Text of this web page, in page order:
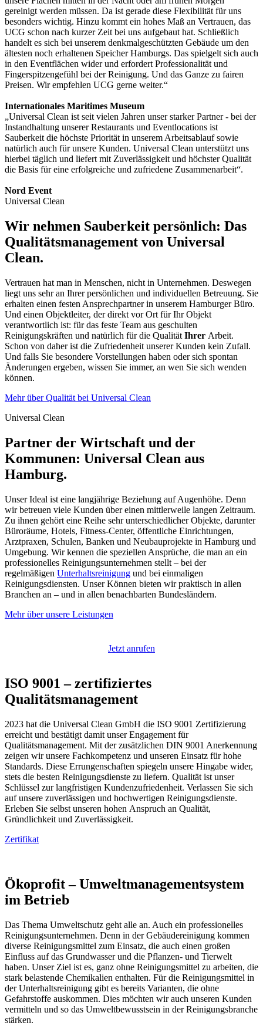
gereinigt werden müssen. Da ist gerade diese Flexibilität für uns
besonders wichtig. Hinzu kommt ein hohes Maß an Vertrauen, das
UCG schon nach kurzer Zeit bei uns aufgebaut hat. Schließlich
handelt es sich bei unserem denkmalgeschützten Gebäude um den
ältesten noch erhaltenen Speicher Hamburgs. Das spielgelt sich auch
in den Eventflächen wider und erfordert Professionalität und
Fingerspitzengefühl bei der Reinigung. Und das Ganze zu fairen
Preisen. Wir empfehlen UCG gerne weiter.“
Internationales Maritimes Museum
„Universal Clean ist seit vielen Jahren unser starker Partner - bei der
Instandhaltung unserer Restaurants und Eventlocations ist
Sauberkeit die höchste Priorität in unserem Arbeitsablauf sowie
natürlich auch für unsere Kunden. Universal Clean unterstützt uns
hierbei täglich und liefert mit Zuverlässigkeit und höchster Qualität
die Basis für eine erfolgreiche und zufriedene Zusammenarbeit“.
Nord Event
Universal Clean
Wir nehmen Sauberkeit persönlich: Das
Qualitätsmanagement von Universal
Clean.
Vertrauen hat man in Menschen, nicht in Unternehmen. Deswegen
liegt uns sehr an Ihrer persönlichen und individuellen Betreuung. Sie
erhalten einen festen Ansprechpartner in unserem Hamburger Büro.
Und einen Objektleiter, der direkt vor Ort für Ihr Objekt
verantwortlich ist: für das feste Team aus geschulten
Reinigungskräften und natürlich für die Qualität Ihrer Arbeit.
Schon von daher ist die Zufriedenheit unserer Kunden kein Zufall.
Und falls Sie besondere Vorstellungen haben oder sich spontan
Änderungen ergeben, wissen Sie immer, an wen Sie sich wenden
können.
Mehr über Qualität bei Universal Clean
Universal Clean
Partner der Wirtschaft und der
Kommunen: Universal Clean aus
Hamburg.
Unser Ideal ist eine langjährige Beziehung auf Augenhöhe. Denn
wir betreuen viele Kunden über einen mittlerweile langen Zeitraum.
Zu ihnen gehört eine Reihe sehr unterschiedlicher Objekte, darunter
Büroräume, Hotels, Fitness-Center, öffentliche Einrichtungen,
Arztpraxen, Schulen, Banken und Neubauprojekte in Hamburg und
Umgebung. Wir kennen die speziellen Ansprüche, die man an ein
professionelles Reinigungsunternehmen stellt – bei der
regelmäßigen Unterhaltsreinigung und bei einmaligen
Reinigungsdiensten. Unser Können bieten wir praktisch in allen
Branchen an – und in allen benachbarten Bundesländern.
Mehr über unsere Leistungen
Jetzt anrufen
ISO 9001 – zertifiziertes
Qualitätsmanagement​​
2023 hat die Universal Clean GmbH die ISO 9001 Zertifizierung
erreicht und bestätigt damit unser Engagement für
Qualitätsmanagement. Mit der zusätzlichen DIN 9001 Anerkennung
zeigen wir unsere Fachkompetenz und unseren Einsatz für hohe
Standards. Diese Errungenschaften spiegeln unsere Hingabe wider,
stets die besten Reinigungsdienste zu liefern. Qualität ist unser
Schlüssel zur langfristigen Kundenzufriedenheit. Verlassen Sie sich
auf unsere zuverlässigen und hochwertigen Reinigungsdienste.
Erleben Sie selbst unseren hohen Anspruch an Qualität,
Gründlichkeit und Zuverlässigkeit.
Zertifikat
Ökoprofit – Umweltmanagementsystem
im Betrieb
Das Thema Umweltschutz geht alle an. Auch ein professionelles
Reinigungsunternehmen. Denn in der Gebäudereinigung kommen
diverse Reinigungsmittel zum Einsatz, die auch einen großen
Einfluss auf das Grundwasser und die Pflanzen- und Tierwelt
haben. Unser Ziel ist es, ganz ohne Reinigungsmittel zu arbeiten, die
stark belastende Chemikalien enthalten. Für die Reinigungsmittel in
der Unterhaltsreinigung gibt es bereits Varianten, die ohne
Gefahrstoffe auskommen. Dies möchten wir auch unseren Kunden
vermitteln und so das Umweltbewusstsein in der Reinigungsbranche
stärken.